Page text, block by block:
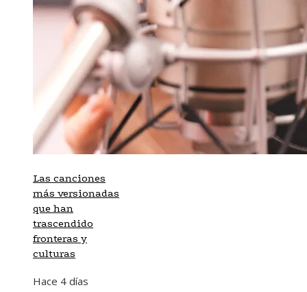
Las canciones
más versionadas
que han
trascendido
fronteras y
culturas
Hace 4 días